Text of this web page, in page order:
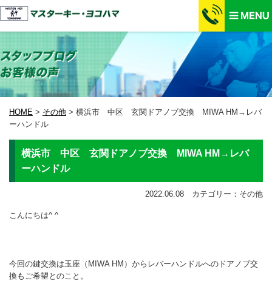
HOME > その他 > 横浜市 中区 玄関ドアノブ交換 MIWA HM→レバ
ーハンドル
横浜市 中区 玄関ドアノブ交換 MIWA HM→レバ
ーハンドル
2022.06.08 カテゴリー：その他
こんにちは^ ^
今回の鍵交換は玉座（MIWA HM）からレバーハンドルへのドアノブ交
換もご希望とのこと。